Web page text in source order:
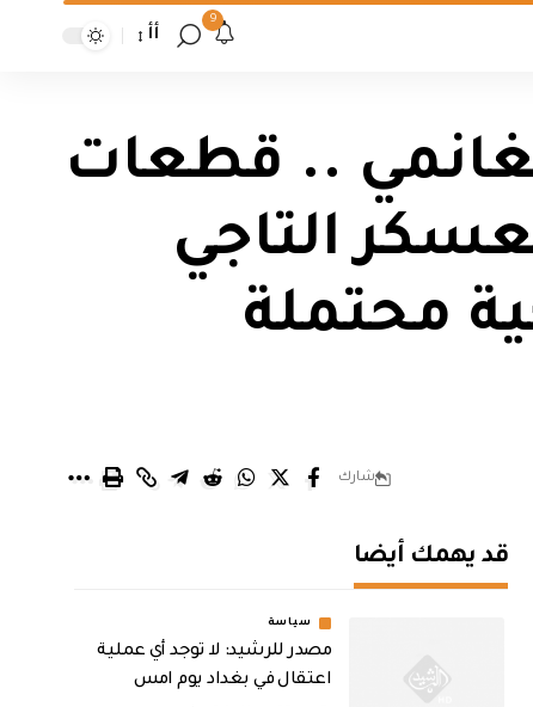
9
أأ
.. قطعات
التاجي
محتملة
شارك
قد يهمك أيضا
سياسة
مصدر للرشيد: لا توجد أي عملية
اعتقال في بغداد يوم امس